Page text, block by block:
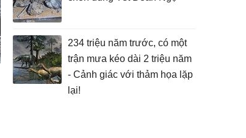
234 triệu năm trước, có một
trận mưa kéo dài 2 triệu năm
- Cảnh giác với thảm họa lặp
lại!